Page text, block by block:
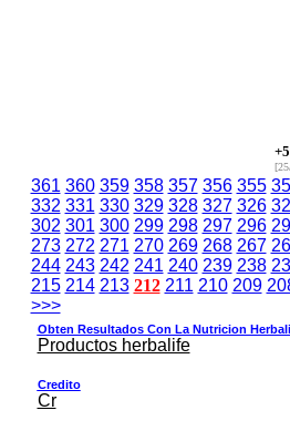
361 360 359 358 357 356 355
332 331 330 329 328 327 326
302 301 300 299 298 297 296
273 272 271 270 269 268 267
244 243 242 241 240 239 238
215 214 213 212 211 210 209
>>>
Obten Resultados Con La Nutricion
Productos herbalife
Credito
Cr